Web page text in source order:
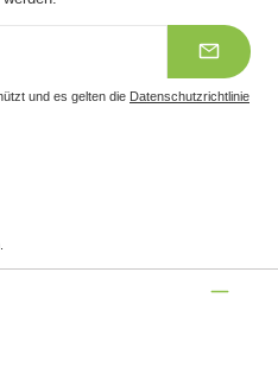
und es gelten die Datenschutzrichtlinie